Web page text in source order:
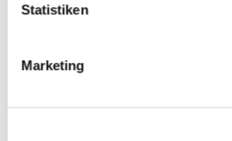
Statistiken
Marketing
myschoolcare